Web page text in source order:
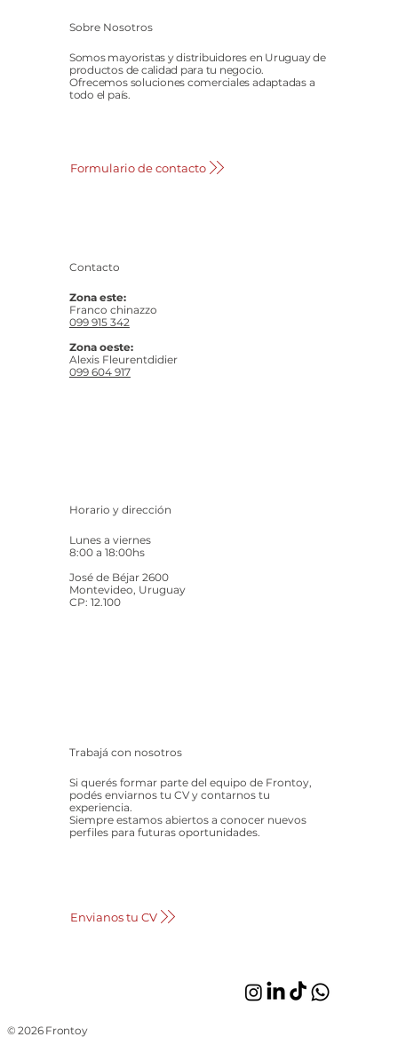
© 2026 Frontoy
Sobre Nosotros
Somos mayoristas y distribuidores en Uruguay de
productos de calidad para tu negocio.
Ofrecemos soluciones comerciales adaptadas a
todo el país.
Formulario de contacto
Contacto
Zona este:
Franco chinazzo
099 915 342
Zona oeste:
Alexis Fleurentdidier
099 604 917
Horario y dirección
Lunes a viernes
8:00 a 18:00hs
José de Béjar 2600
Montevideo, Uruguay
CP: 12.100
Trabajá con nosotros
Si querés formar parte del equipo de Frontoy,
podés enviarnos tu CV y contarnos tu
experiencia.
Siempre estamos abiertos a conocer nuevos
perfiles para futuras oportunidades.
Envianos tu CV